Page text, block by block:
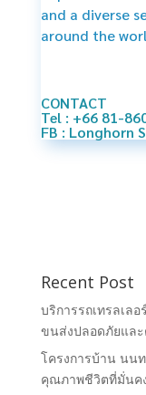
and a diverse
around the
CONTACT
Tel : +66 81-
FB : Longhorn
Recent Post
บริการรถเทรลเลอ
ขนส่งปลอดภัยและ
โครงการบ้าน นน
คุณภาพชีวิตที่มั่นค